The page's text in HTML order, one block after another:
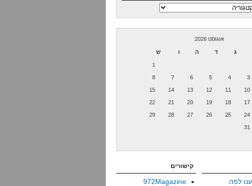
אוגוסט 2026
ג ד ה ו ש
1
3
4
5
6
7
8
10
11
12
13
14
15
17
18
19
20
21
22
24
25
26
27
28
29
31
לפה
קישורים
972Magazine